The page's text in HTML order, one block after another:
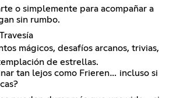
o simplemente para acompañar a
sin rumbo.
mágicos, desafíos arcanos, trivias,
de estrellas.
tan lejos como Frieren… incluso si